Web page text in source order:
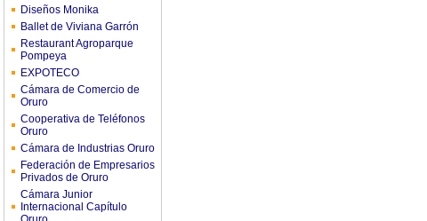
Diseños Monika
Ballet de Viviana Garrón
Restaurant Agroparque
Pompeya
EXPOTECO
Cámara de Comercio de
Oruro
Cooperativa de Teléfonos
Oruro
Cámara de Industrias Oruro
Federación de Empresarios
Privados de Oruro
Cámara Junior
Internacional Capítulo